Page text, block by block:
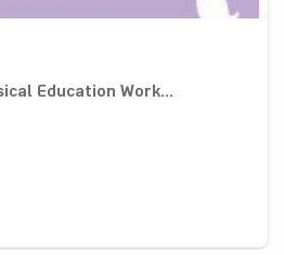
Education Work...